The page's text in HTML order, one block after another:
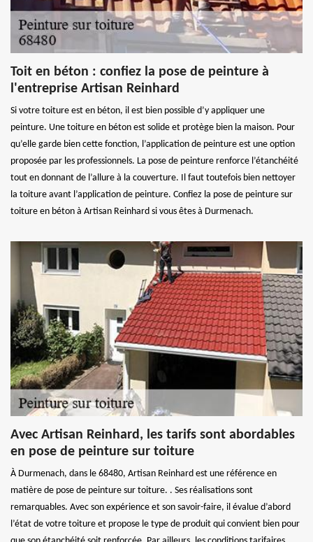
Toit en béton : confiez la pose de peinture à
l'entreprise Artisan Reinhard
Si votre toiture est en béton, il est bien possible d’y appliquer une
peinture. Une toiture en béton est solide et protège bien la maison. Pour
qu’elle garde bien cette fonction, l’application de peinture est une option
proposée par les professionnels. La pose de peinture renforce l’étanchéité
tout en donnant de l’allure à la couverture. Il faut toutefois bien nettoyer
la toiture avant l’application de peinture. Confiez la pose de peinture sur
toiture en béton à Artisan Reinhard si vous êtes à Durmenach.
Avec Artisan Reinhard, les tarifs sont abordables
en pose de peinture sur toiture
À Durmenach, dans le 68480, Artisan Reinhard est une référence en
matière de pose de peinture sur toiture. . Ses réalisations sont
remarquables. Avec son expérience et son savoir-faire, il évalue d’abord
l’état de votre toiture et propose le type de produit qui convient bien pour